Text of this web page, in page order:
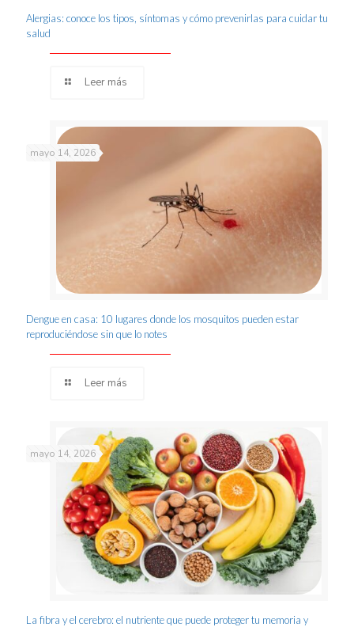
Alergias: conoce los tipos, síntomas y cómo prevenirlas para cuidar tu
salud
Leer más
mayo 14, 2026
Dengue en casa: 10 lugares donde los mosquitos pueden estar
reproduciéndose sin que lo notes
Leer más
mayo 14, 2026
La fibra y el cerebro: el nutriente que puede proteger tu memoria y